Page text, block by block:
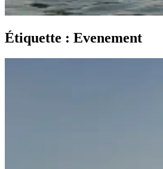
Étiquette : Evenement